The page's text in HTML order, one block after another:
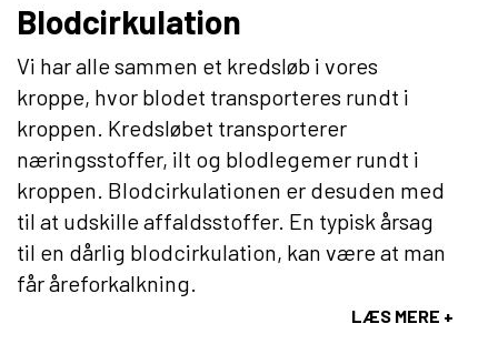
Blodcirkulation
Vi har alle sammen et kredsløb i vores
kroppe, hvor blodet transporteres rundt i
kroppen. Kredsløbet transporterer
næringsstoffer, ilt og blodlegemer rundt i
kroppen. Blodcirkulationen er desuden med
til at udskille affaldsstoffer. En typisk årsag
til en dårlig blodcirkulation, kan være at man
får åreforkalkning.
LÆS MERE +